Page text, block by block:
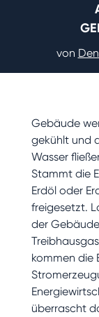
von
Gebäude
gekühlt und
Wasser
Stammt die
Erdöl oder
freigesetzt.
der
kommen die
überrascht